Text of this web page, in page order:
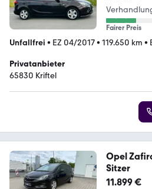
Fairer Preis
Unfallfrei • EZ 04/2017• 119.650 km •
Privatanbieter
65830 Kriftel
Opel
Sitzer
11.899 €